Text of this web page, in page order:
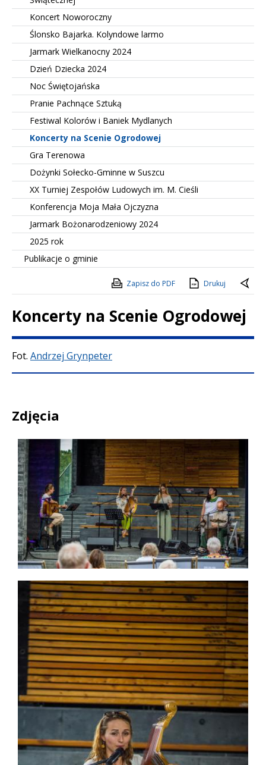
Koncert Noworoczny
Ślonsko Bajarka. Kolyndowe larmo
Jarmark Wielkanocny 2024
Dzień Dziecka 2024
Noc Świętojańska
Pranie Pachnące Sztuką
Festiwal Kolorów i Baniek Mydlanych
Koncerty na Scenie Ogrodowej
Gra Terenowa
Dożynki Sołecko-Gminne w Suszcu
XX Turniej Zespołów Ludowych im. M. Cieśli
Konferencja Moja Mała Ojczyzna
Jarmark Bożonarodzeniowy 2024
2025 rok
Publikacje o gminie
Zapisz do PDF Drukuj
Koncerty na Scenie Ogrodowej
Treść
Fot. Andrzej Grynpeter
Zdjęcia